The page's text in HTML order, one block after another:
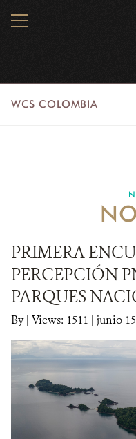
MENU
WCS COLOMBIA
PRIMERA
PERCEPCIÓN
PARQUES
By| Views: 1511 | junio